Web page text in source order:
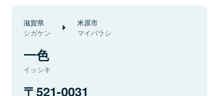
滋賀県
シガケン
米原市
マイバラシ
一色
イッシキ
521-0031